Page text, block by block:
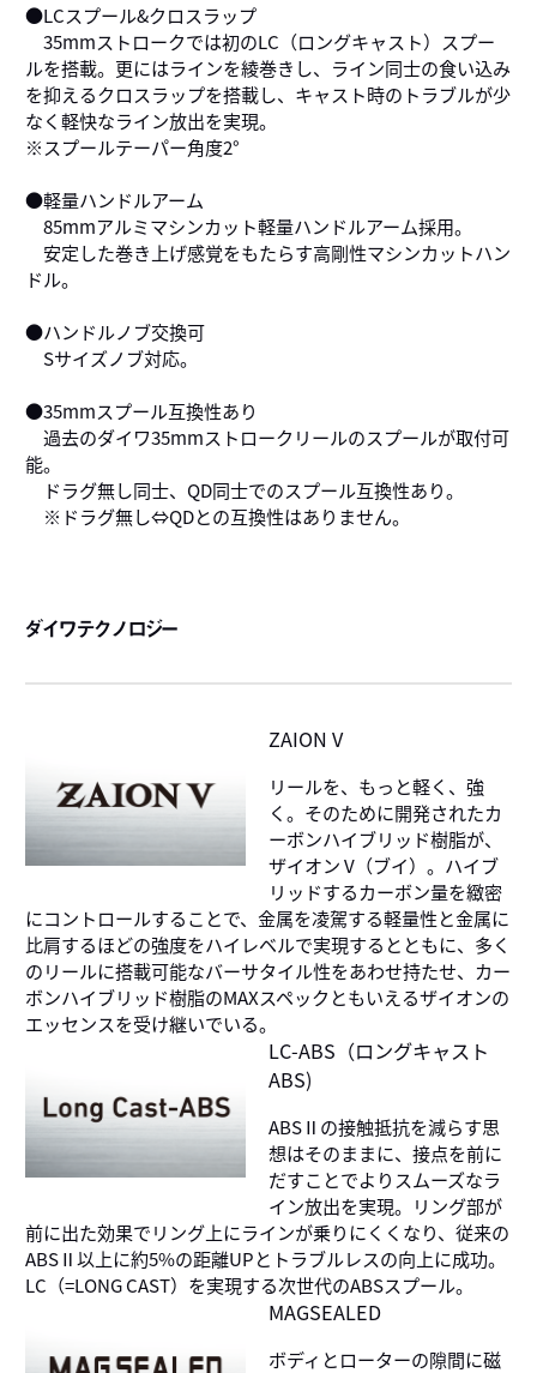
●LCスプール&クロスラップ
35mmストロークでは初のLC（ロングキャスト）スプー
ルを搭載。更にはラインを綾巻きし、ライン同士の食い込み
を抑えるクロスラップを搭載し、キャスト時のトラブルが少
なく軽快なライン放出を実現。
※スプールテーパー角度2°
●軽量ハンドルアーム
85mmアルミマシンカット軽量ハンドルアーム採用。
安定した巻き上げ感覚をもたらす高剛性マシンカットハン
ドル。
●ハンドルノブ交換可
Sサイズノブ対応。
●35mmスプール互換性あり
過去のダイワ35mmストロークリールのスプールが取付可
能。
ドラグ無し同士、QD同士でのスプール互換性あり。
※ドラグ無し⇔QDとの互換性はありません。
ダイワテクノロジー
ZAION V
リールを、もっと軽く、強
く。そのために開発されたカ
ーボンハイブリッド樹脂が、
ザイオン V（ブイ）。ハイブ
リッドするカーボン量を緻密
にコントロールすることで、金属を凌駕する軽量性と金属に
比肩するほどの強度をハイレベルで実現するとともに、多く
のリールに搭載可能なバーサタイル性をあわせ持たせ、カー
ボンハイブリッド樹脂のMAXスペックともいえるザイオンの
エッセンスを受け継いでいる。
LC-ABS（ロングキャスト
ABS)
ABSⅡの接触抵抗を減らす思
想はそのままに、接点を前に
だすことでよりスムーズなラ
イン放出を実現。リング部が
前に出た効果でリング上にラインが乗りにくくなり、従来の
ABSⅡ以上に約5%の距離UPとトラブルレスの向上に成功。
LC（=LONG CAST）を実現する次世代のABSスプール。
MAGSEALED
ボディとローターの隙間に磁